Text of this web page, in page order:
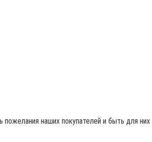
наших покупателей и быть для